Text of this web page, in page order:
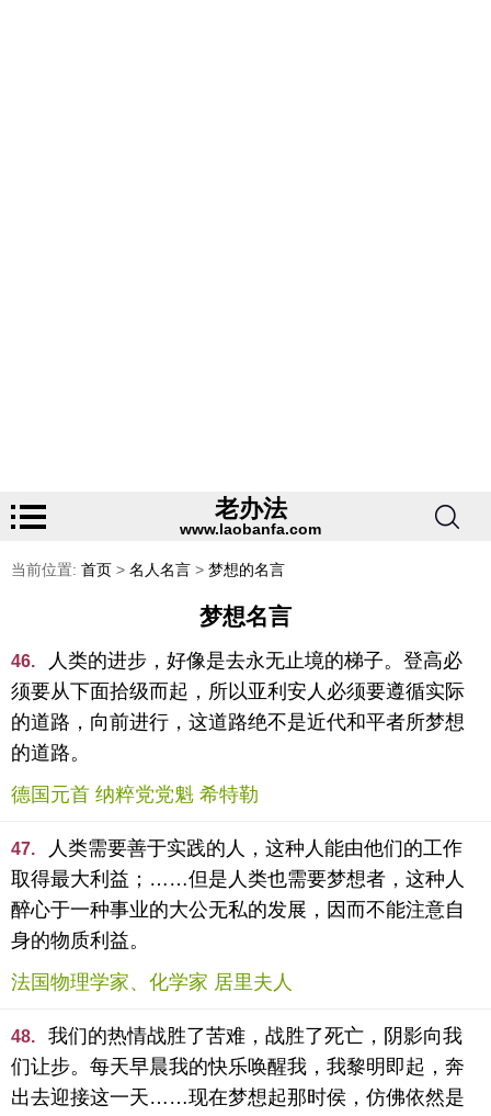
老办法
www.laobanfa.com
当前位置: 首页 > 名人名言 > 梦想的名言
梦想名言
46.
人类的进步，好像是去永无止境的梯子。登高必
须要从下面拾级而起，所以亚利安人必须要遵循实际
的道路，向前进行，这道路绝不是近代和平者所梦想
的道路。
德国元首 纳粹党党魁 希特勒
47.
人类需要善于实践的人，这种人能由他们的工作
取得最大利益；……但是人类也需要梦想者，这种人
醉心于一种事业的大公无私的发展，因而不能注意自
身的物质利益。
法国物理学家、化学家 居里夫人
48.
我们的热情战胜了苦难，战胜了死亡，阴影向我
们让步。每天早晨我的快乐唤醒我，我黎明即起，奔
出去迎接这一天……现在梦想起那时侯，仿佛依然是